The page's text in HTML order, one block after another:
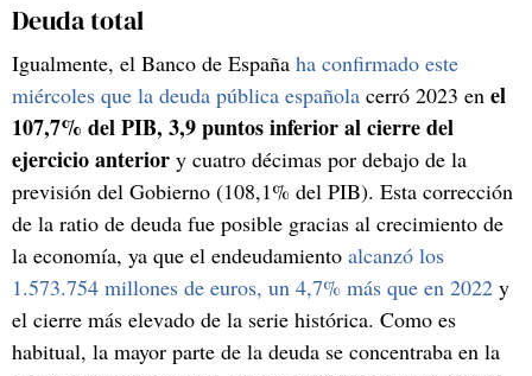
Deuda total
Igualmente, el Banco de España ha confirmado este
miércoles que la deuda pública española cerró 2023 en el
107,7% del PIB, 3,9 puntos inferior al cierre del
ejercicio anterior y cuatro décimas por debajo de la
previsión del Gobierno (108,1% del PIB). Esta corrección
de la ratio de deuda fue posible gracias al crecimiento de
la economía, ya que el endeudamiento alcanzó los
1.573.754 millones de euros, un 4,7% más que en 2022 y
el cierre más elevado de la serie histórica. Como es
habitual, la mayor parte de la deuda se concentraba en la